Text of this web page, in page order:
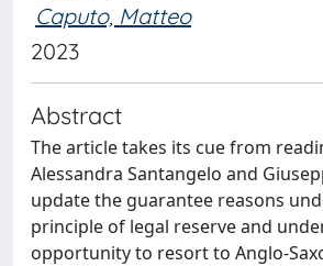
Caputo, Matteo
2023
Abstract
The article takes its cue from
Alessandra Santangelo and
update the guarantee reasons
principle of legal reserve and
opportunity to resort to Anglo-